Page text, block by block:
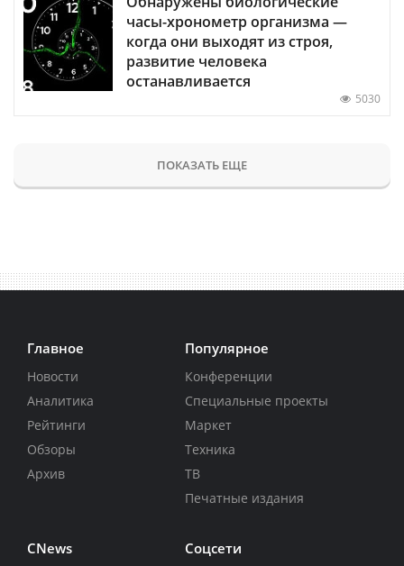
часы-хронометр организма —
когда они выходят из строя,
развитие человека
останавливается
5030
ПОКАЗАТЬ ЕЩЕ
Главное
Новости
Аналитика
Рейтинги
Обзоры
Архив
Популярное
Конференции
Специальные проекты
Маркет
Техника
ТВ
Печатные издания
CNews Соцсети